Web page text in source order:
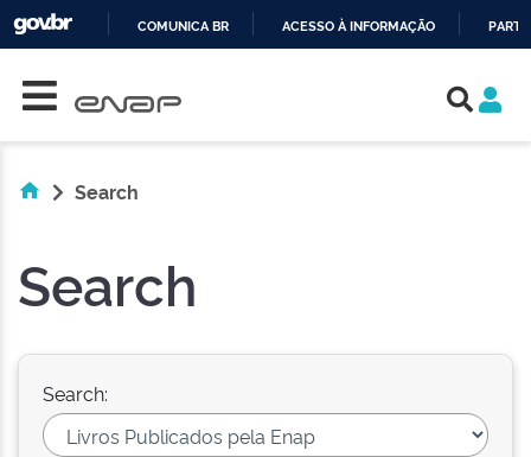
COMUNICA BR ACESSO À INFORMAÇÃO
Search
Search
Search: